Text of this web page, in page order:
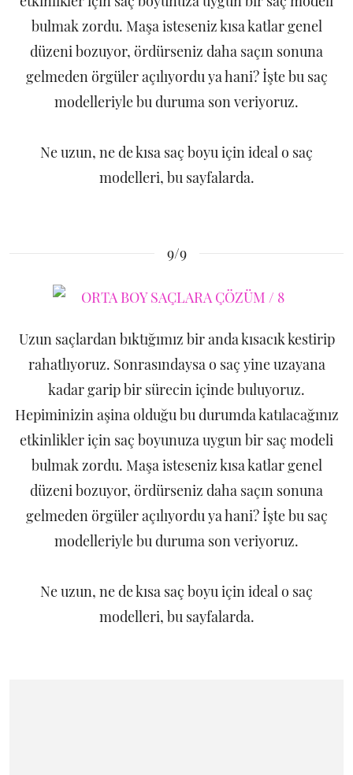
bulmak zordu. Maşa isteseniz kısa katlar genel
düzeni bozuyor, ördürseniz daha saçın sonuna
gelmeden örgüler açılıyordu ya hani? İşte bu saç
modelleriyle bu duruma son veriyoruz.
Ne uzun, ne de kısa saç boyu için ideal o saç
modelleri, bu sayfalarda.
9/9
Uzun saçlardan bıktığımız bir anda kısacık kestirip
rahatlıyoruz. Sonrasındaysa o saç yine uzayana
kadar garip bir sürecin içinde buluyoruz.
Hepiminizin aşina olduğu bu durumda katılacağınız
etkinlikler için saç boyunuza uygun bir saç modeli
bulmak zordu. Maşa isteseniz kısa katlar genel
düzeni bozuyor, ördürseniz daha saçın sonuna
gelmeden örgüler açılıyordu ya hani? İşte bu saç
modelleriyle bu duruma son veriyoruz.
Ne uzun, ne de kısa saç boyu için ideal o saç
modelleri, bu sayfalarda.